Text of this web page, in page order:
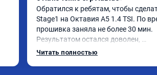
Обратился к ребятам, чтобы
Stage1 на Октавия А5 1.4 TSI. По
прошивка заняла не более 30 мин.
Результатом остался доволен,
автомобиль как будто немного по-
Читать полностью